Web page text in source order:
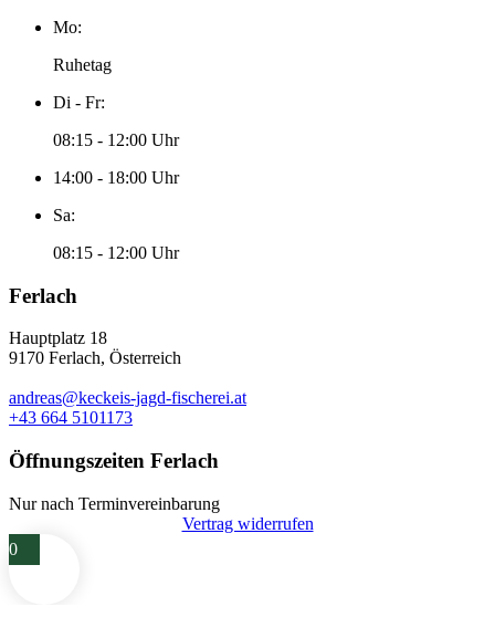
Mo:
Ruhetag
Di - Fr:
08:15 - 12:00 Uhr
14:00 - 18:00 Uhr
Sa:
08:15 - 12:00 Uhr
Ferlach
Hauptplatz 18
9170 Ferlach, Österreich
andreas@keckeis-jagd-fischerei.at
+43 664 5101173
Öffnungszeiten Ferlach
Nur nach Terminvereinbarung
Vertrag widerrufen
0